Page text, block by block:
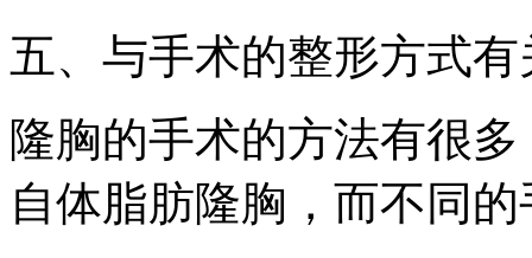
五、与手术的整形方式有
隆胸的手术的方法有很
自体脂肪隆胸，而不同